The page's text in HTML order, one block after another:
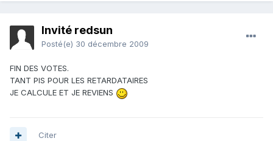
Invité redsun
Posté(e) 30 décembre 2009
FIN DES VOTES.
TANT PIS POUR LES RETARDATAIRES
JE CALCULE ET JE REVIENS
Citer